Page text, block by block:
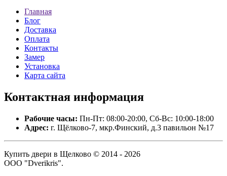
Главная
Блог
Доставка
Оплата
Контакты
Замер
Установка
Карта сайта
Контактная информация
Рабочие часы: Пн-Пт: 08:00-20:00, Сб-Вс: 10:00-18:00
Адрес: г. Щёлково-7, мкр.Финский, д.3 павильон №17
Купить двери в Щелково © 2014 - 2026
ООО "Dverikris".